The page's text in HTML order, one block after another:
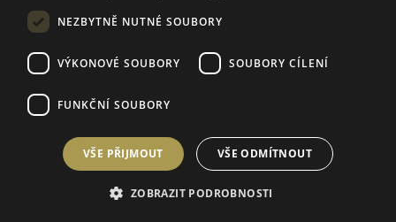
Němčičky
Novosedly
Novosedly na Moravě 0
Olbrahomice 0
NEZBYTNĚ NUTNÉ SOUBORY
VÝKONOVÉ SOUBORY SOUBORY CÍLENÍ
FUNKČNÍ SOUBORY
VŠE PŘIJMOUT VŠE ODMÍTNOUT
ZOBRAZIT PODROBNOSTI